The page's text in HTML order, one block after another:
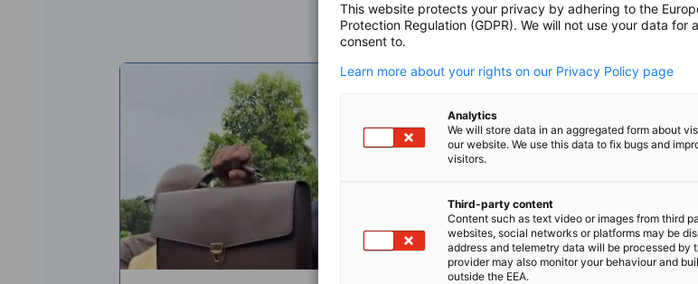
This website protects your privacy by adhering to the
Protection Regulation (GDPR). We will not use your data
consent to.
Learn more about your rights on our Privacy Policy page
Analytics
We will store data in an aggregated form about
our website. We use this data to fix bugs and
visitors.
Third-party content
Content such as text video or images from third
websites, social networks or platforms may be
address and telemetry data will be processed by
provider may also monitor your behaviour and
outside the EEA.